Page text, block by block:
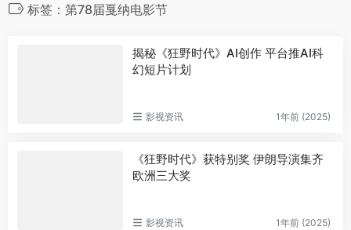
标签：第78届戛纳电影节
揭秘《狂野时代》AI创作 平台推AI科
幻短片计划
影视资讯 1年前 (2025)
《狂野时代》获特别奖 伊朗导演集齐
欧洲三大奖
影视资讯 1年前 (2025)